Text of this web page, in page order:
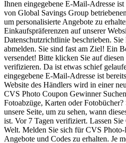
Ihnen eingegebene E-Mail-Adresse
von Global Savings Group
um personalisierte Angebote zu
Einkaufspräferenzen auf unserer
Datenschutzrichtlinie beschrieben.
abmelden. Sie sind fast am Ziel! Ein
versendet! Bitte klicken Sie auf
verifizieren. Da ist etwas schief
eingegebene E-Mail-Adresse ist
Website des Händlers wird in einer
CVS Photo Coupon Gewinner
Fotoabzüge, Karten oder
unsere Seite, um zu sehen, wann
ist. Vor 7 Tagen verifiziert. Lassen
Welt. Melden Sie sich für CVS
Angebote und Codes zu erhalten. Je